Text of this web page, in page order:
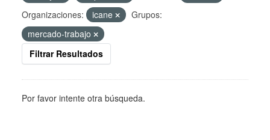
Organizaciones:
icane
Grupos:
mercado-trabajo
Filtrar Resultados
Por favor intente otra búsqueda.